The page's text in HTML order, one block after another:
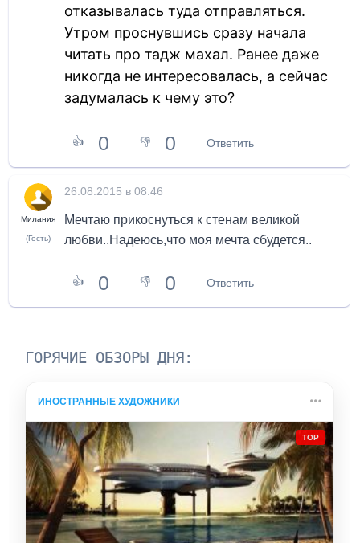
отказывалась туда отправляться.
Утром проснувшись сразу начала
читать про тадж махал. Ранее даже
никогда не интересовалась, а сейчас
задумалась к чему это?
👍 0 👎 0 Ответить
Милания
(Гость)
26.08.2015 в 08:46
Мечтаю прикоснуться к стенам великой
любви..Надеюсь,что моя мечта сбудется..
👍 0 👎 0 Ответить
ГОРЯЧИЕ ОБЗОРЫ ДНЯ:
ИНОСТРАННЫЕ ХУДОЖНИКИ
TOP